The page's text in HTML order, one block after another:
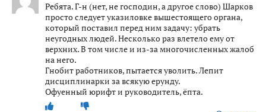
Ребята. Г-н (нет, не господин, а другое слово) Шарков
просто следует указиловке вышестоящего органа,
который поставил перед ним задачу: убрать
неугодных людей. Несколько раз влетело ему от
верхних. В том числе и из-за многочисленных жалоб
на него.
Гнобит работников, пытается уволить. Лепит
дисциплинарки за всякую ерунду.
Офуенный юрифт и руководитель, ёпта.